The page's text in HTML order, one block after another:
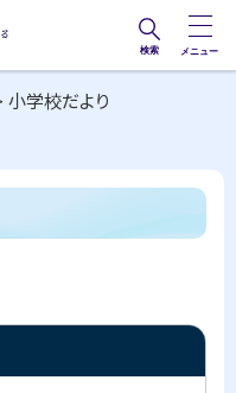
検索 メニュー
小学校だより